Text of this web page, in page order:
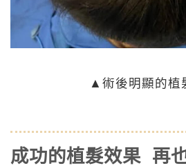
▲術後明顯的植
成功的植髮效果 再